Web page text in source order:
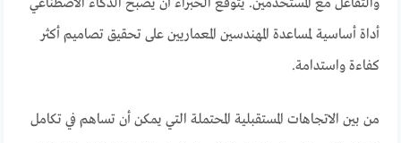
أداة أساسية لمساعدة المهندسين المعماريين على تحقيق تصاميم أكثر
كفاءة واستدامة.
من بين الاتجاهات المستقبلية المحتملة التي يمكن أن تساهم في تكامل